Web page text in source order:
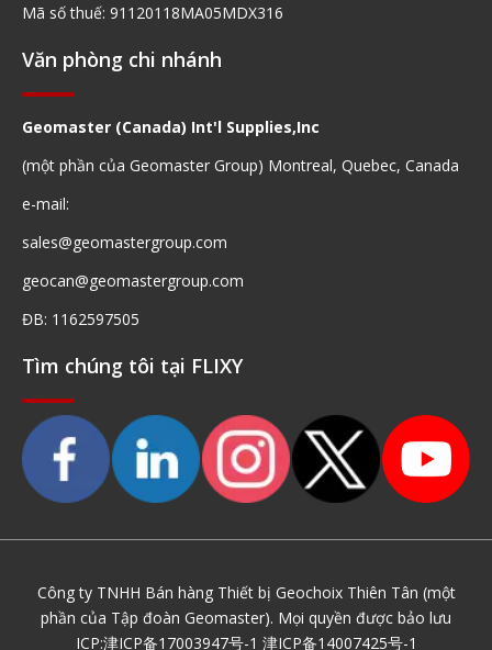
Mã số thuế: 91120118MA05MDX316
Văn phòng chi nhánh
Geomaster (Canada) Int'l Supplies,Inc
(một phần của Geomaster Group) Montreal, Quebec, Canada
e-mail:
sales@geomastergroup.com
geocan@geomastergroup.com
ĐB: 1162597505
Tìm chúng tôi tại FLIXY
Công ty TNHH Bán hàng Thiết bị Geochoix Thiên Tân (một
phần của Tập đoàn Geomaster). Mọi quyền được bảo lưu
ICP:津ICP备17003947号-1 津ICP备14007425号-1